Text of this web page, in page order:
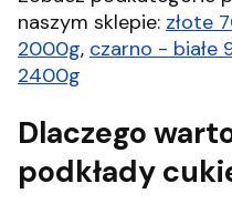
naszym sklepie: złote
2000g, czarno - białe
2400g
Dlaczego
podkłady